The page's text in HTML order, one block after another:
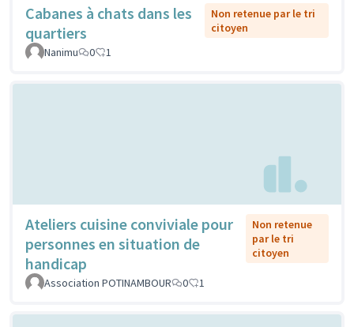
Cabanes à chats dans les
quartiers
Non retenue par le tri
citoyen
Nanimu
0 1
Ateliers cuisine conviviale pour
personnes en situation de
handicap
Non retenue
par le tri
citoyen
Association POTINAMBOUR 0 1